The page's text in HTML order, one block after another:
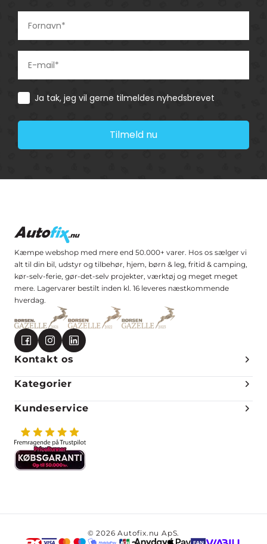
Consent
Ja tak, jeg vil gerne tilmeldes nyhedsbrevet
Tilmeld nu
Kæmpe webshop med mere end 50.000+ varer. Hos os sælger vi
alt til din bil, udstyr og tilbehør, hjem, børn & leg, fritid & camping,
kør-selv-ferie, gør-det-selv projekter, værktøj og meget meget
mere. Lagervarer bestilt inden kl. 16 leveres næstkommende
hverdag.
Kontakt os
Kategorier
Kundeservice
© 2026 Autofix.nu ApS.